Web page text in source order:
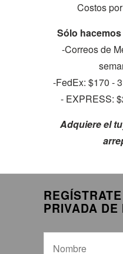
Costos
Sólo
-Correos de
-FedEx: $170 -
- EXPRESS:
Adquiere el
PRIVADA DE